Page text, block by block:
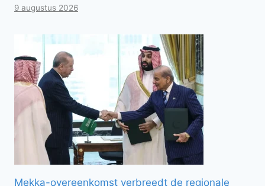
9 augustus 2026
Mekka-overeenkomst verbreedt de regionale